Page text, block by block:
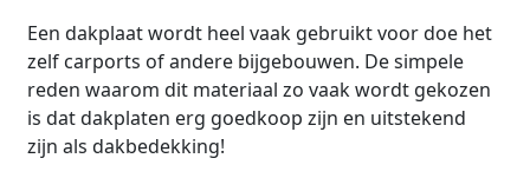
Een dakplaat wordt heel vaak gebruikt voor doe het
zelf carports of andere bijgebouwen. De simpele
reden waarom dit materiaal zo vaak wordt gekozen
is dat dakplaten erg goedkoop zijn en uitstekend
zijn als dakbedekking!